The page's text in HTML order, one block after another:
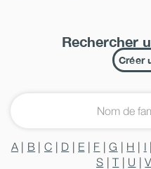
Rechercher
Créer
A | B | C | D | E | F |G | H | I |
S |T | U |V